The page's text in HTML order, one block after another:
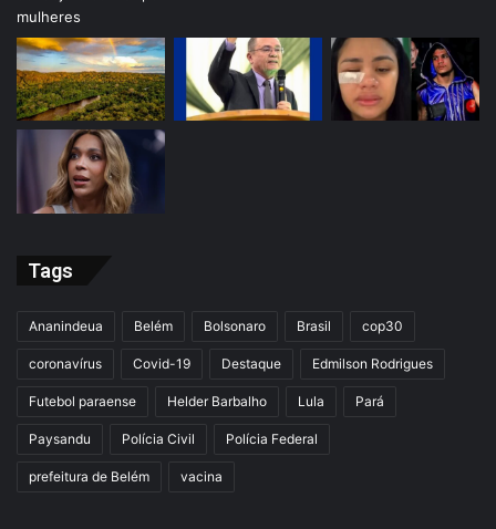
Tags
Ananindeua Belém Bolsonaro Brasil cop30
coronavírus Covid-19 Destaque Edmilson Rodrigues
Futebol paraense Helder Barbalho Lula Pará
Paysandu Polícia Civil Polícia Federal
prefeitura de Belém vacina